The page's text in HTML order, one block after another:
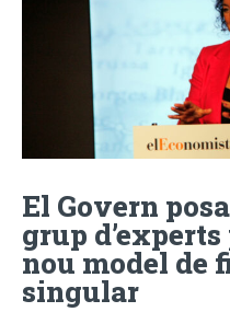
El Govern
grup
nou model de
singular